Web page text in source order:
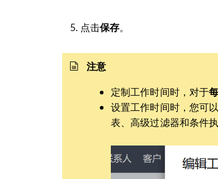
点击保存。
注意
定制工作时间时，对于
设置工作时间时，您可
表、高级过滤器和条件